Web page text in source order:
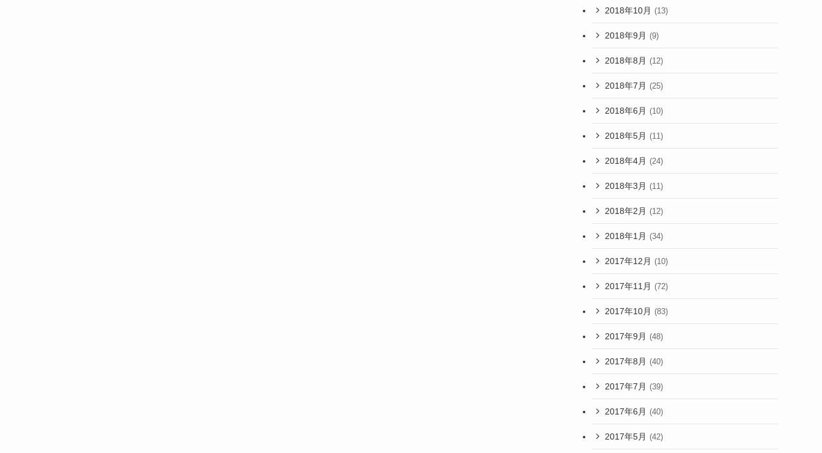
2018年10月 (13)
2018年9月 (9)
2018年8月 (12)
2018年7月 (25)
2018年6月 (10)
2018年5月 (11)
2018年4月 (24)
2018年3月 (11)
2018年2月 (12)
2018年1月 (34)
2017年12月 (10)
2017年11月 (72)
2017年10月 (83)
2017年9月 (48)
2017年8月 (40)
2017年7月 (39)
2017年6月 (40)
2017年5月 (42)